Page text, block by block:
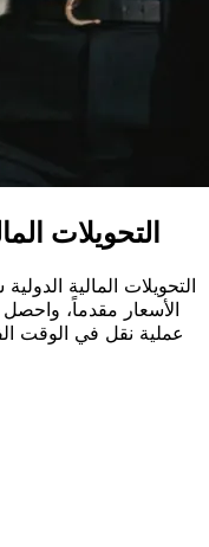
التحويلات
الأسعار مقدماً،